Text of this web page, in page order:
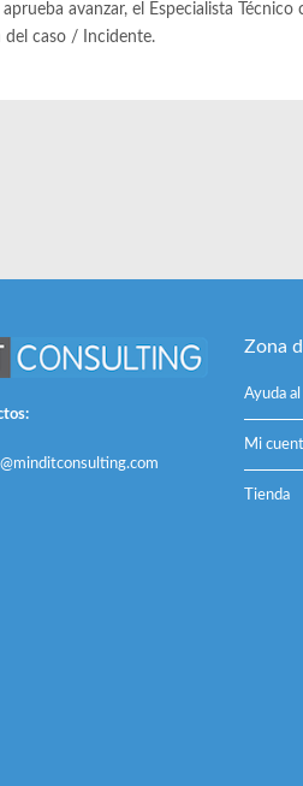
avanzar, el Especialista
del caso / Incidente.
Zona
Ayuda
Mi
Tienda